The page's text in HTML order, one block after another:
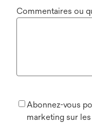
Commentaires ou
Abonnez-vous
marketing sur